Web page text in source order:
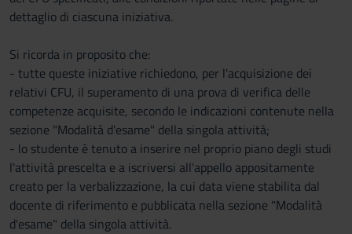
dettaglio di ciascuna iniziativa.
Si ricorda in proposito che:
- tutte queste iniziative richiedono, per l'acquisizione dei
relativi CFU, il superamento di una prova di verifica delle
competenze acquisite, secondo le indicazioni contenute nella
sezione "Modalità d'esame" della singola attività;
- lo studente è tenuto a inserire nel proprio piano degli studi
l'attività prescelta e a iscriversi all'appello appositamente
creato per la verbalizzazione, la cui data viene stabilita dal
docente di riferimento e pubblicata nella sezione "Modalità
d'esame" della singola attività.